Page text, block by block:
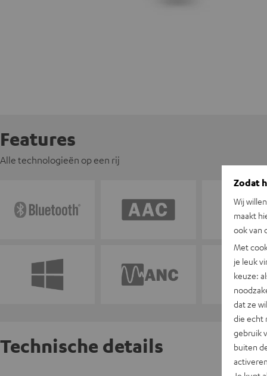
Features
Alle technologieën op een rij
Technische details
Zodat
Wij
maakt
ook van
Met
je leuk
keuze:
dat ze
die echt
gebruik
buiten